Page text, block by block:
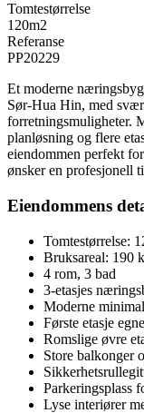
Tomtestørrelse
120m2
Referanse
PP20229
Et moderne
Sør-Hua Hin, med
forretningsmuligheter.
planløsning og flere
eiendommen perfekt
ønsker en profesjonell
Eiendommens
Tomtestørrelse:
Bruksareal: 190
4 rom, 3 bad
3-etasjes
Moderne
Første etasje
Romslige øvre
Store balkonger
Parkeringsplass
Lyse interiører